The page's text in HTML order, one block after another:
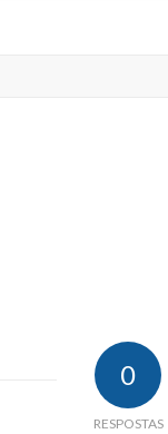
0
RESPOSTAS